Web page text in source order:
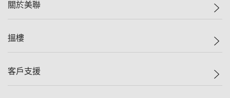
關於美聯
美聯集團
人才招募
搵樓
一手新盤
客戶支援